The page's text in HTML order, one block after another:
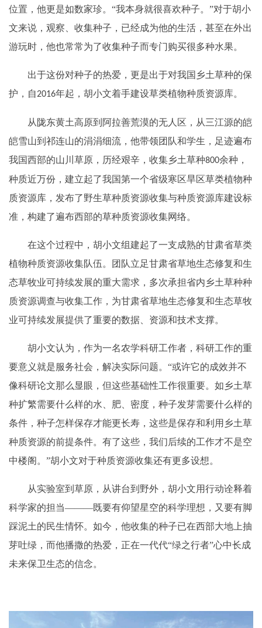
位置，他更是如数家珍。“我本身就很喜欢种子。”对于胡小
文来说，观察、收集种子，已经成为他的生活，甚至在外出
游玩时，他也常常为了收集种子而专门购买很多种水果。
出于这份对种子的热爱，更是出于对我国乡土草种的保
护，自2016年起，胡小文着手建设草类植物种质资源库。
从陇东黄土高原到阿拉善荒漠的无人区，从三江源的皑
皑雪山到祁连山的涓涓细流，他带领团队和学生，足迹遍布
我国西部的山川草原，历经艰辛，收集乡土草种800余种，
种质近万份，建立起了我国第一个省级寒区旱区草类植物种
质资源库，发布了野生草种质资源收集与种质资源库建设标
准，构建了遍布西部的草种质资源收集网络。
在这个过程中，胡小文组建起了一支成熟的甘肃省草类
植物种质资源收集队伍。团队立足甘肃省草地生态修复和生
态草牧业可持续发展的重大需求，多次承担省内乡土草种种
质资源调查与收集工作，为甘肃省草地生态修复和生态草牧
业可持续发展提供了重要的数据、资源和技术支撑。
胡小文认为，作为一名农学科研工作者，科研工作的重
要意义就是服务社会，解决实际问题。“或许它的成效并不
像科研论文那么显眼，但这些基础性工作很重要。如乡土草
种扩繁需要什么样的水、肥、密度，种子发芽需要什么样的
条件，种子怎样保存才能更长寿，这些是保存和利用乡土草
种质资源的前提条件。有了这些，我们后续的工作才不是空
中楼阁。”胡小文对于种质资源收集还有更多设想。
从实验室到草原，从讲台到野外，胡小文用行动诠释着
科学家的担当———既要有仰望星空的科学理想，又要有脚
踩泥土的民生情怀。如今，他收集的种子已在西部大地上抽
芽吐绿，而他播撒的热爱，正在一代代“绿之行者”心中长成
未来保卫生态的信念。